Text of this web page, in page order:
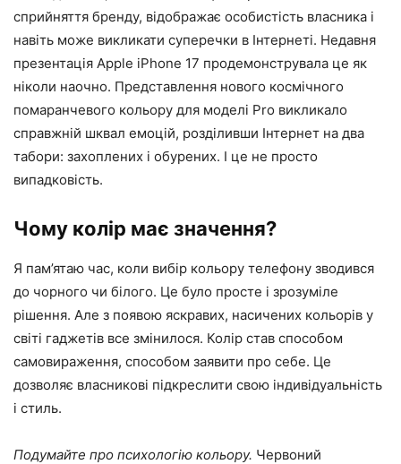
сприйняття бренду, відображає особистість власника і
навіть може викликати суперечки в Інтернеті. Недавня
презентація Apple iPhone 17 продемонструвала це як
ніколи наочно. Представлення нового космічного
помаранчевого кольору для моделі Pro викликало
справжній шквал емоцій, розділивши Інтернет на два
табори: захоплених і обурених. І це не просто
випадковість.
Чому колір має значення?
Я пам’ятаю час, коли вибір кольору телефону зводився
до чорного чи білого. Це було просте і зрозуміле
рішення. Але з появою яскравих, насичених кольорів у
світі гаджетів все змінилося. Колір став способом
самовираження, способом заявити про себе. Це
дозволяє власникові підкреслити свою індивідуальність
і стиль.
Подумайте про психологію кольору. Червоний